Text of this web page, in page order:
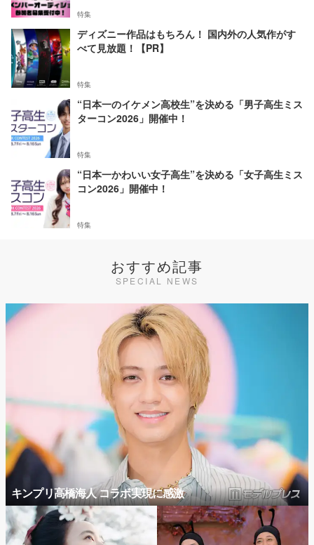
特集
ディズニー作品はもちろん！ 国内外の人気作がす
べて見放題！【PR】
特集
“日本一のイケメン高校生”を決める「男子高生ミス
ターコン2026」開催中！
特集
“日本一かわいい女子高生”を決める「女子高生ミス
コン2026」開催中！
特集
おすすめ記事
SPECIAL NEWS
キンプリ高橋海人 コラボ実現に感激